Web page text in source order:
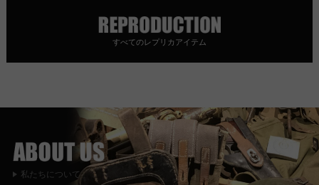
すべてのレプリカアイテム
私たちについて